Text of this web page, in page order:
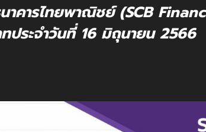
าคารไทยพาณิชย์ (SCB
ประจำวันที่ 16 มิถุนายน 2566